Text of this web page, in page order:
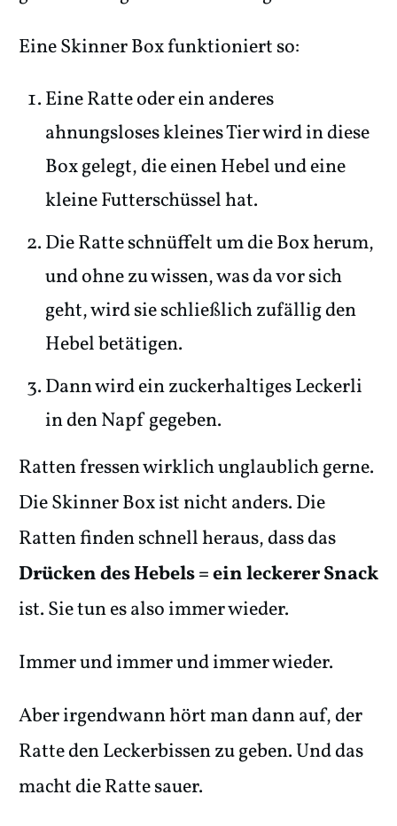
Eine Skinner Box funktioniert so:
Eine Ratte oder ein anderes
ahnungsloses kleines Tier wird in diese
Box gelegt, die einen Hebel und eine
kleine Futterschüssel hat.
Die Ratte schnüffelt um die Box herum,
und ohne zu wissen, was da vor sich
geht, wird sie schließlich zufällig den
Hebel betätigen.
Dann wird ein zuckerhaltiges Leckerli
in den Napf gegeben.
Ratten fressen wirklich unglaublich gerne.
Die Skinner Box ist nicht anders. Die
Ratten finden schnell heraus, dass das
Drücken des Hebels = ein leckerer Snack
ist. Sie tun es also immer wieder.
Immer und immer und immer wieder.
Aber irgendwann hört man dann auf, der
Ratte den Leckerbissen zu geben. Und das
macht die Ratte sauer.